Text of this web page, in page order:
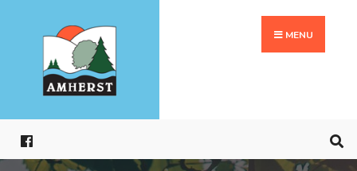
contenu
MENU
for: